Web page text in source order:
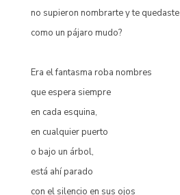
no supieron nombrarte y te quedaste
como un pájaro mudo?
Era el fantasma roba nombres
que espera siempre
en cada esquina,
en cualquier puerto
o bajo un árbol,
está ahí parado
con el silencio en sus ojos